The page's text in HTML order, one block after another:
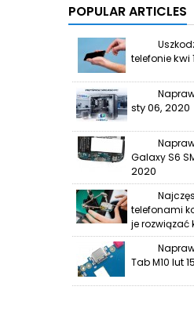
POPULAR ARTICLES
telefoniekwi
sty 06, 2020
Galaxy S6
2020
telefonami
je rozwiązać
Tab M10 lut